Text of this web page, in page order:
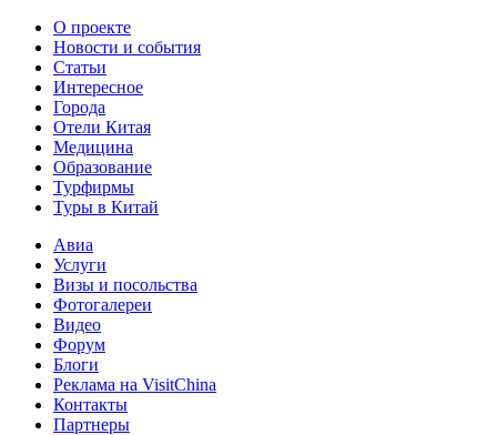
О проекте
Новости и события
Статьи
Интересное
Города
Отели Китая
Медицина
Образование
Турфирмы
Туры в Китай
Авиа
Услуги
Визы и посольства
Фотогалереи
Видео
Форум
Блоги
Реклама на VisitChina
Контакты
Партнеры